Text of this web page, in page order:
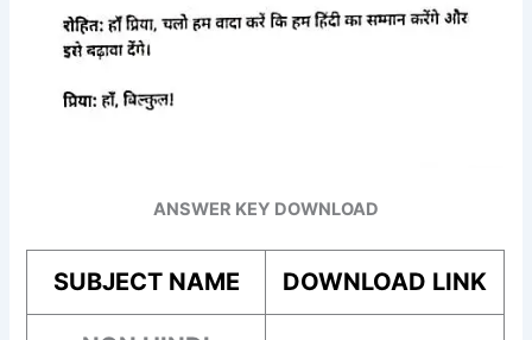
ANSWER KEY DOWNLOAD
SUBJECT NAME DOWNLOAD LINK